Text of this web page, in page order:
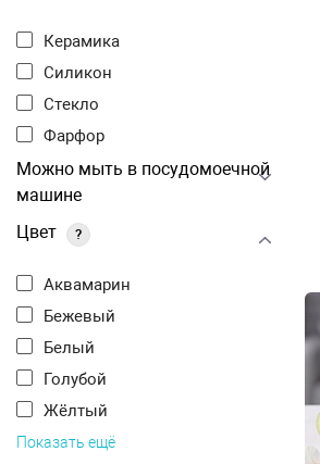
Керамика
Силикон
Стекло
Фарфор
Можно мыть в посудомоечной
машине
Цвет
?
Аквамарин
Бежевый
Белый
Голубой
Жёлтый
Показать ещё